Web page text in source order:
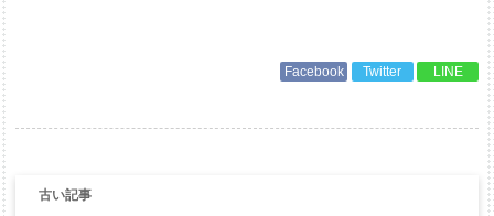
Facebook Twitter LINE